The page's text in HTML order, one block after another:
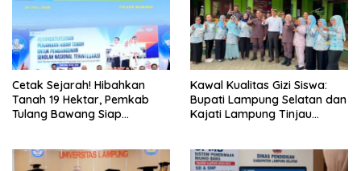
Cetak Sejarah! Hibahkan
Tanah 19 Hektar, Pemkab
Tulang Bawang Siap
Lampung
Kawal Kualitas Gizi Siswa:
Bupati Lampung Selatan dan
Kajati Lampung Tinjau